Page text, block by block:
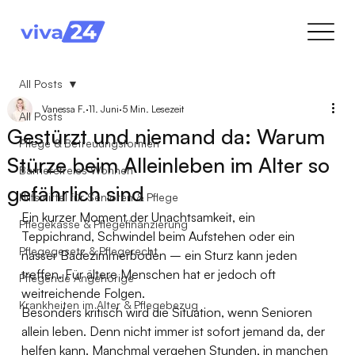
All Posts
Pflege & Betreuungsformen
Barrierefreies Wohnen
Hilfsmittel für Senioren & Pflege
Pflegekasse & Pflegefinanzierung
Pflegegesetz & Pflegerecht
Pflegende Angehörige
Krankheiten im Alter & Pflegebezug
All Posts
Gestürzt und niemand da: Warum
Stürze beim Alleinleben im Alter so
gefährlich sind
Vanessa F. 11. Juni 5 Min. Lesezeit
Ein kurzer Moment der Unachtsamkeit, ein
Teppichrand, Schwindel beim Aufstehen oder ein
nasser Badezimmerboden – ein Sturz kann jeden
treffen. Für ältere Menschen hat er jedoch oft
weitreichende Folgen.
Besonders kritisch wird die Situation, wenn Senioren
allein leben. Denn nicht immer ist sofort jemand da, der
helfen kann. Manchmal vergehen Stunden, in manchen